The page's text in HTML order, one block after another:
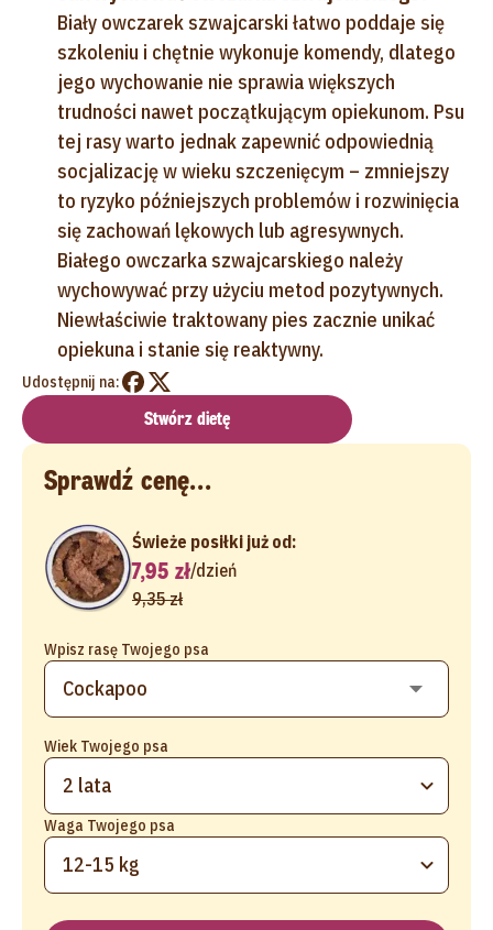
Biały owczarek szwajcarski łatwo poddaje się
szkoleniu i chętnie wykonuje komendy, dlatego
jego wychowanie nie sprawia większych
trudności nawet początkującym opiekunom. Psu
tej rasy warto jednak zapewnić odpowiednią
socjalizację w wieku szczenięcym – zmniejszy
to ryzyko późniejszych problemów i rozwinięcia
się zachowań lękowych lub agresywnych.
Białego owczarka szwajcarskiego należy
wychowywać przy użyciu metod pozytywnych.
Niewłaściwie traktowany pies zacznie unikać
opiekuna i stanie się reaktywny.
Udostępnij na:
Stwórz dietę
Sprawdź cenę...
Wpisz rasę Twojego psa
Wiek Twojego psa
2 lata
Waga Twojego psa
12-15 kg
Świeże posiłki już od:
7,95 zł/dzień
9,35 zł